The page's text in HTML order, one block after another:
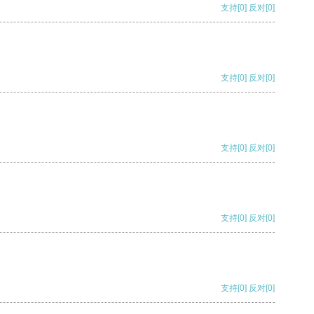
支持[0] 反对[0]
支持[0] 反对[0]
支持[0] 反对[0]
支持[0] 反对[0]
支持[0] 反对[0]